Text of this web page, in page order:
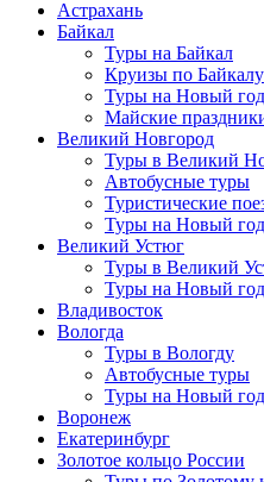
Астрахань
Байкал
Туры на Байкал
Круизы по Байкалу
Туры на Новый год
Майские
Великий Новгород
Туры в Великий
Автобусные туры
Туристические
Туры на Новый год
Великий Устюг
Туры в Великий
Туры на Новый год
Владивосток
Вологда
Туры в Вологду
Автобусные туры
Туры на Новый год
Воронеж
Екатеринбург
Золотое кольцо России